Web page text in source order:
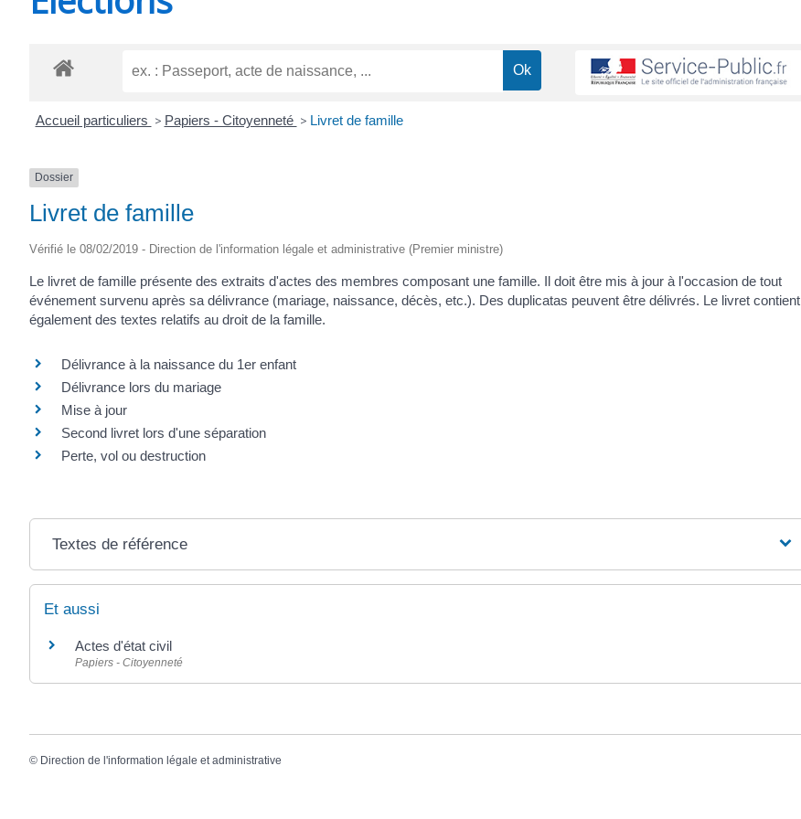
Accueil particuliers > Papiers - Citoyenneté > Livret de famille
Dossier
Livret de famille
Vérifié le 08/02/2019 - Direction de l'information légale et administrative (Premier ministre)
Le livret de famille présente des extraits d'actes des membres composant une famille. Il doit être mis à jour à l'occasion de tout
événement survenu après sa délivrance (mariage, naissance, décès, etc.). Des duplicatas peuvent être délivrés. Le livret contient
également des textes relatifs au droit de la famille.
Délivrance à la naissance du 1er enfant
Délivrance lors du mariage
Mise à jour
Second livret lors d'une séparation
Perte, vol ou destruction
Textes de référence
Et aussi
Actes d'état civil
Papiers - Citoyenneté
© Direction de l'information légale et administrative